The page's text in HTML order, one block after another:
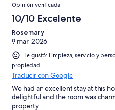
Opinión verificada
10/10 Excelente
Rosemary
9 mar. 2026
Le gustó: Limpieza, servicio y
propiedad
Traducir con Google
We had an excellent stay at this
delightful and the room was
property.